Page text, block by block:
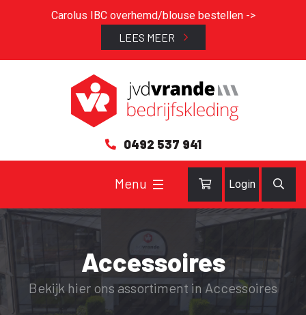
Carolus IBC overhemd/blouse bestellen ->
LEES MEER
0492 537 941
Login
Accessoires
Bekijk hier ons assortiment in Accessoires